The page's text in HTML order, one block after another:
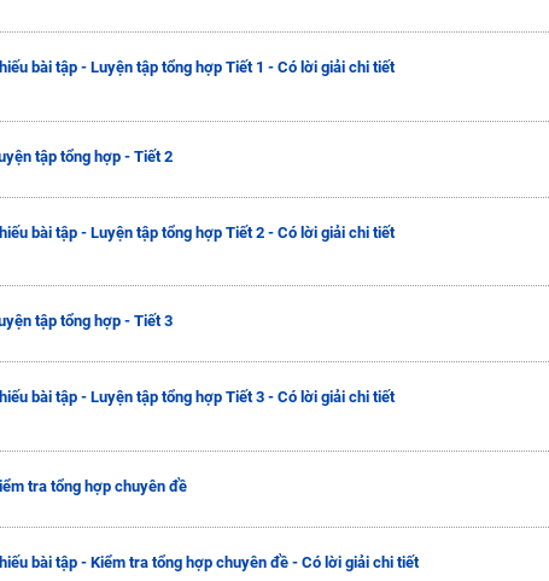
bài tập - Luyện tập tổng hợp Tiết 1 - Có lời giải chi tiết
tập tổng hợp - Tiết 2
bài tập - Luyện tập tổng hợp Tiết 2 - Có lời giải chi tiết
tập tổng hợp - Tiết 3
bài tập - Luyện tập tổng hợp Tiết 3 - Có lời giải chi tiết
tra tổng hợp chuyên đề
bài tập - Kiểm tra tổng hợp chuyên đề - Có lời giải chi tiết